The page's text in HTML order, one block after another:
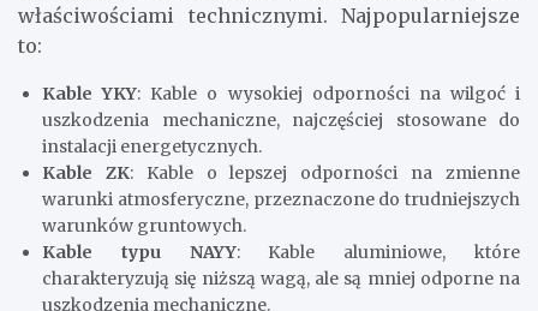
właściwościami technicznymi. Najpopularniejsze
to:
Kable YKY: Kable o wysokiej odporności na wilgoć i
uszkodzenia mechaniczne, najczęściej stosowane do
instalacji energetycznych.
Kable ZK: Kable o lepszej odporności na zmienne
warunki atmosferyczne, przeznaczone do trudniejszych
warunków gruntowych.
Kable typu NAYY: Kable aluminiowe, które
charakteryzują się niższą wagą, ale są mniej odporne na
uszkodzenia mechaniczne.